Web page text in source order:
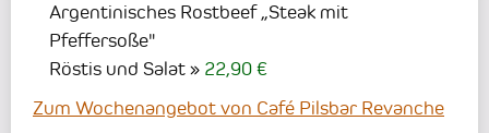
Argentinisches Rostbeef „Steak mit
Pfeffersoße"
Röstis und Salat
22,90 €
Zum Wochenangebot von Café Pilsbar Revanche